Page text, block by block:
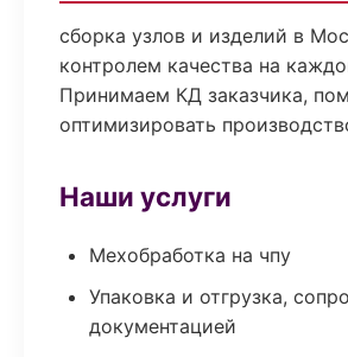
сборка узлов и изделий в
контролем качества на
Принимаем КД заказчика,
оптимизировать
Наши услуги
Мехобработка на чпу
Упаковка и отгрузка,
документацией